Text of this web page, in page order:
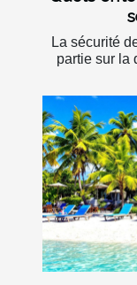
La sécurité
partie sur la